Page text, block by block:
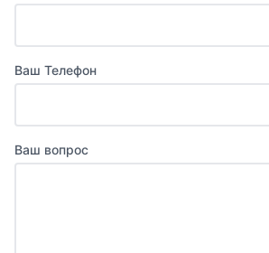
Ваш Телефон
Ваш вопрос